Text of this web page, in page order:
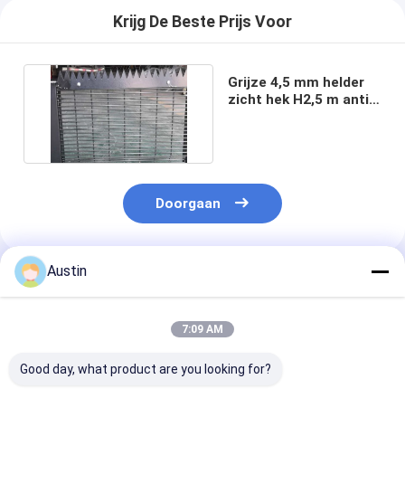
Krijg De Beste Prijs Voor
Grijze 4,5 mm helder
zicht hek H2,5 m anti
Doorgaan
Geadviseerde Producten
Austin
7:09 AM
Good day, what product are you looking for?